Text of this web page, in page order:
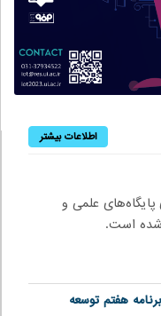
اطلاعات بیشتر
علمی و
هفتم توسعه